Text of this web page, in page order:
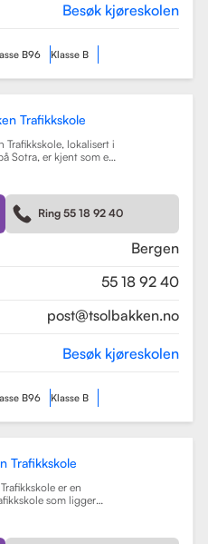
Besøk kjøreskolen
B96 Klasse B
Trafikkskole
Trafikkskole, lokalisert i
Sotra, er kjent som en
et bredt spekter av
inkludert klasse B
klasse A, A1, og A2 for
samt klasse BE og B96
Ring 55 18 92 40
Bergen
55 18 92 40
post@tsolbakken.no
Besøk kjøreskolen
B96 Klasse B
Trafikkskole
er en
som ligger
og har raskt blitt